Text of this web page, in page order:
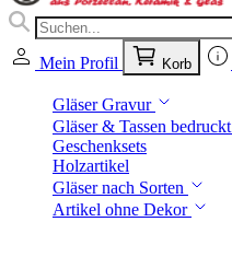
Mein Profil Korb
Gläser Gravur
Gläser & Tassen bedruckt
Geschenksets
Holzartikel
Gläser nach Sorten
Artikel ohne Dekor